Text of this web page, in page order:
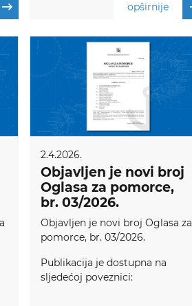
opširnije
2.4.2026.
Objavljen je novi broj
Oglasa za pomorce,
br. 03/2026.
Objavljen je novi broj Oglasa za
pomorce, br. 03/2026.
Publikacija je dostupna na
sljedećoj poveznici: